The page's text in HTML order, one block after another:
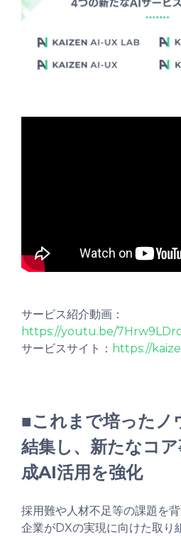
サービス紹介動画：
https://youtu.be/
サービスサイト： https://
■これまで培ったノ
結集し、新たなコ
成AI活用を強化
採用難や人材不足等の課題を
企業がDXの実現に向けた取り